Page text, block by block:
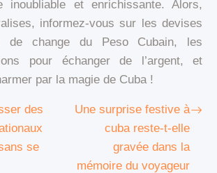
inoubliable et enrichissante. Alors,
informez-vous sur les devises
de change du Peso Cubain, les
pour échanger de l’argent, et
par la magie de Cuba !
des
se
Une surprise festive à
cuba reste-t-elle
gravée dans la
mémoire du voyageur